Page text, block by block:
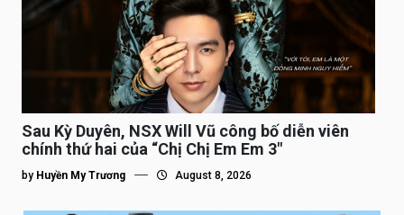
Sau Kỳ Duyên, NSX Will Vũ công bố diễn viên
chính thứ hai của “Chị Chị Em Em 3″
by Huyền My Trương August 8, 2026